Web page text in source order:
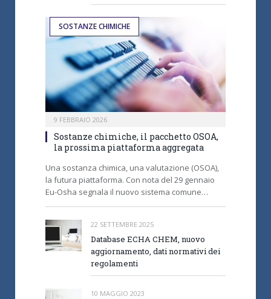
SOSTANZE CHIMICHE
9 FEBBRAIO 2026
Sostanze chimiche, il pacchetto OSOA,
la prossima piattaforma aggregata
Una sostanza chimica, una valutazione (OSOA),
la futura piattaforma. Con nota del 29 gennaio
Eu-Osha segnala il nuovo sistema comune…
22 SETTEMBRE 2025
Database ECHA CHEM, nuovo
aggiornamento, dati normativi dei
regolamenti
10 MAGGIO 2023